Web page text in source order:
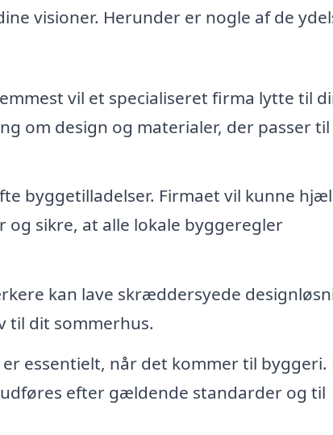
visioner. Herunder er nogle af de
vil et specialiseret firma lytte til
om design og materialer, der passer
byggetilladelser. Firmaet vil kunne
sikre, at alle lokale byggeregler
kan lave skræddersyede
til dit sommerhus.
essentielt, når det kommer til byggeri.
efter gældende standarder og til